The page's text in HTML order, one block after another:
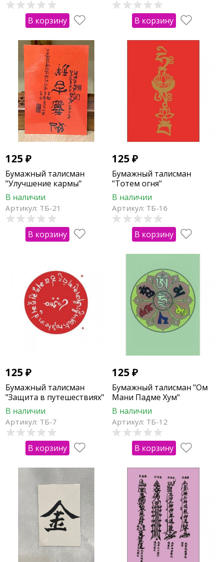
В корзину В корзину
125₽
Бумажный талисман
"Улучшение кармы"
В наличии
Артикул: ТБ-21
В корзину
125₽
Бумажный талисман
"Тотем огня"
В наличии
Артикул: ТБ-16
В корзину
125₽
Бумажный талисман
"Защита в путешествиях"
В наличии
Артикул: ТБ-7
В корзину
125₽
Бумажный талисман "Ом
Мани Падме Хум"
В наличии
Артикул: ТБ-12
В корзину